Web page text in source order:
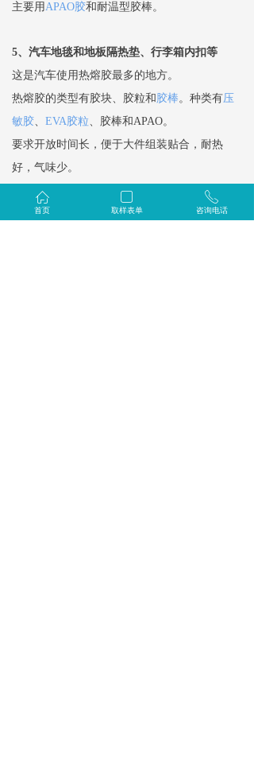
主要用APAO胶和耐温型胶棒。
5、汽车地毯和地板隔热垫、行李箱内扣等
这是汽车使用热熔胶最多的地方。
热熔胶的类型有胶块、胶粒和 胶棒。种类有压
敏胶、 EVA胶粒、胶棒和APAO。
要求开放时间长，便于大件组装贴合，耐热
好，气味少。
6、汽车线束固定
ꀇ
首页
ꁂ
取样表单
ꂅ
咨询电话